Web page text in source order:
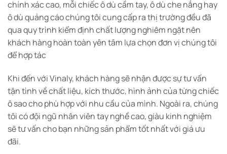
chính xác cao, mỗi chiếc ô dù cầm tay, ô dù che nắng hay
ô dù quảng cáo chúng tôi cung cấp ra thị trường đều đã
qua quy trình kiểm định chất lượng nghiêm ngặt nên
khách hàng hoàn toàn yên tâm lựa chọn đơn vị chúng tôi
để hợp tác
Khi đến với Vinaly, khách hàng sẽ nhận được sự tư vấn
tận tình về chất liệu, kích thước, hình ảnh của từng chiếc
ô sao cho phù hợp với nhu cầu của mình. Ngoài ra, chúng
tôi có đội ngũ nhân viên tay nghề cao, giàu kinh nghiệm
sẽ tư vấn cho bạn những sản phẩm tốt nhất với giá ưu
đãi.